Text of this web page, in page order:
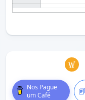
Nos Pague
um Café